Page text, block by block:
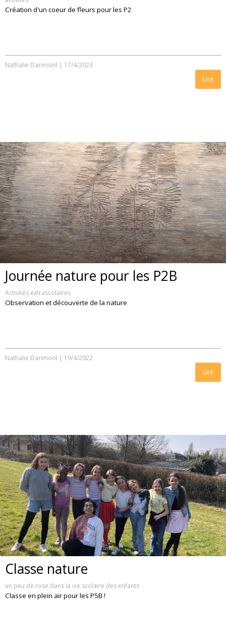
Création d'un coeur de fleurs pour les P2
Nathalie Darimont | 17/4/2023
Lire
Journée nature pour les P2B
Activités extrascolaires
Observation et découverte de la nature
Nathalie Darimont | 19/4/2022
Lire
Classe nature
un peu de rose dans la vie scolaire des enfants
Classe en plein air pour les P5B !